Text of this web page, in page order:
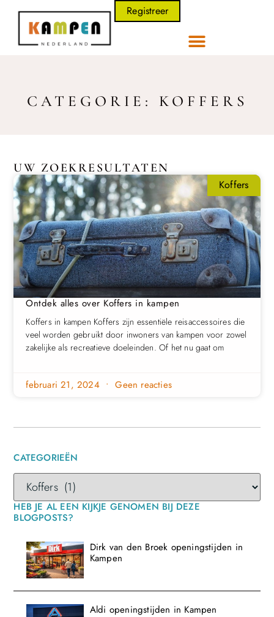
Registreer
CATEGORIE: KOFFERS
UW ZOEKRESULTATEN
Koffers
Ontdek alles over Koffers in kampen
Koffers in kampen Koffers zijn essentiële reisaccessoires die
veel worden gebruikt door inwoners van kampen voor zowel
zakelijke als recreatieve doeleinden. Of het nu gaat om
februari 21, 2024 Geen reacties
CATEGORIEËN
HEB JE AL EEN KIJKJE GENOMEN BIJ DEZE
BLOGPOSTS?
Dirk van den Broek openingstijden in
Kampen
Aldi openingstijden in Kampen